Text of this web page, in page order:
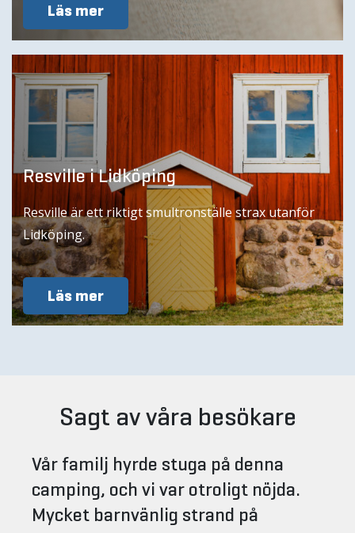
Läs mer
Resville i Lidköping
Resville är ett riktigt smultronställe strax utanför
Lidköping.
Läs mer
Sagt av våra besökare
Vår familj hyrde stuga på denna
camping, och vi var otroligt nöjda.
Mycket barnvänlig strand på